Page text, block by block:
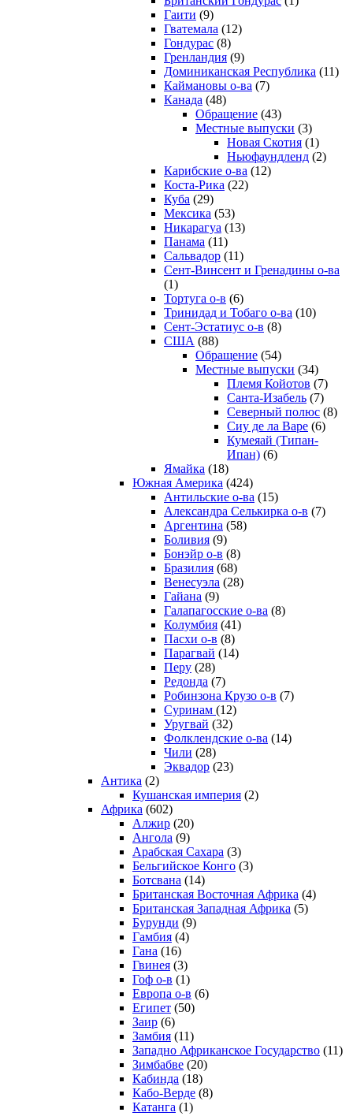
Гаити (9)
Гватемала (12)
Гондурас (8)
Гренландия (9)
Доминиканская Республика (11)
Каймановы о-ва (7)
Канада (48)
Обращение (43)
Местные выпуски (3)
Новая Скотия (1)
Ньюфаундленд (2)
Карибские о-ва (12)
Коста-Рика (22)
Куба (29)
Мексика (53)
Никарагуа (13)
Панама (11)
Сальвадор (11)
Сент-Винсент и Гренадины о-ва
(1)
Тортуга о-в (6)
Тринидад и Тобаго о-ва (10)
Сент-Эстатиус о-в (8)
США (88)
Обращение (54)
Местные выпуски (34)
Племя Койотов (7)
Санта-Изабель (7)
Северный полюс (8)
Сиу де ла Варе (6)
Кумеяай (Типан-
Ипан) (6)
Ямайка (18)
Южная Америка (424)
Антильские о-ва (15)
Александра Селькирка о-в (7)
Аргентина (58)
Боливия (9)
Бонэйр о-в (8)
Бразилия (68)
Венесуэла (28)
Гайана (9)
Галапагосские о-ва (8)
Колумбия (41)
Пасхи о-в (8)
Парагвай (14)
Перу (28)
Редонда (7)
Робинзона Крузо о-в (7)
Суринам (12)
Уругвай (32)
Фолклендские о-ва (14)
Чили (28)
Эквадор (23)
Антика (2)
Кушанская империя (2)
Африка (602)
Алжир (20)
Ангола (9)
Арабская Сахара (3)
Бельгийское Конго (3)
Ботсвана (14)
Британская Восточная Африка (4)
Британская Западная Африка (5)
Бурунди (9)
Гамбия (4)
Гана (16)
Гвинея (3)
Гоф о-в (1)
Европа о-в (6)
Египет (50)
Заир (6)
Замбия (11)
Западно Африканское Государство (11)
Зимбабве (20)
Кабинда (18)
Кабо-Верде (8)
Катанга (1)